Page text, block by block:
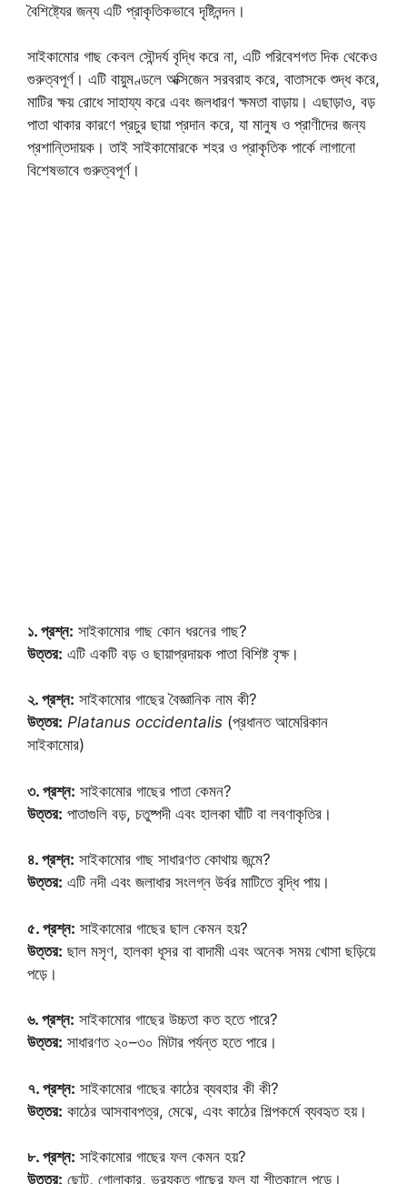
বৈশিষ্ট্যের জন্য এটি প্রাকৃতিকভাবে দৃষ্টিনন্দন।
সাইকামোর গাছ কেবল সৌন্দর্য বৃদ্ধি করে না, এটি পরিবেশগত দিক থেকেও
গুরুত্বপূর্ণ। এটি বায়ুমণ্ডলে অক্সিজেন সরবরাহ করে, বাতাসকে শুদ্ধ করে,
মাটির ক্ষয় রোধে সাহায্য করে এবং জলধারণ ক্ষমতা বাড়ায়। এছাড়াও, বড়
পাতা থাকার কারণে প্রচুর ছায়া প্রদান করে, যা মানুষ ও প্রাণীদের জন্য
প্রশান্তিদায়ক। তাই সাইকামোরকে শহর ও প্রাকৃতিক পার্কে লাগানো
বিশেষভাবে গুরুত্বপূর্ণ।
১. প্রশ্ন: সাইকামোর গাছ কোন ধরনের গাছ?
উত্তর: এটি একটি বড় ও ছায়াপ্রদায়ক পাতা বিশিষ্ট বৃক্ষ।
২. প্রশ্ন: সাইকামোর গাছের বৈজ্ঞানিক নাম কী?
উত্তর: Platanus occidentalis (প্রধানত আমেরিকান
সাইকামোর)
৩. প্রশ্ন: সাইকামোর গাছের পাতা কেমন?
উত্তর: পাতাগুলি বড়, চতুষ্পদী এবং হালকা ঘাঁটি বা লবণাকৃতির।
৪. প্রশ্ন: সাইকামোর গাছ সাধারণত কোথায় জন্মে?
উত্তর: এটি নদী এবং জলাধার সংলগ্ন উর্বর মাটিতে বৃদ্ধি পায়।
৫. প্রশ্ন: সাইকামোর গাছের ছাল কেমন হয়?
উত্তর: ছাল মসৃণ, হালকা ধূসর বা বাদামী এবং অনেক সময় খোসা ছড়িয়ে
পড়ে।
৬. প্রশ্ন: সাইকামোর গাছের উচ্চতা কত হতে পারে?
উত্তর: সাধারণত ২০–৩০ মিটার পর্যন্ত হতে পারে।
৭. প্রশ্ন: সাইকামোর গাছের কাঠের ব্যবহার কী কী?
উত্তর: কাঠের আসবাবপত্র, মেঝে, এবং কাঠের শিল্পকর্মে ব্যবহৃত হয়।
৮. প্রশ্ন: সাইকামোর গাছের ফল কেমন হয়?
উত্তর: ছোট, গোলাকার, ভরযুক্ত গাছের ফল যা শীতকালে পড়ে।